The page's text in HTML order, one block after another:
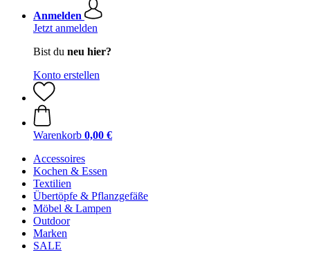
Anmelden
Jetzt anmelden
Bist du neu hier?
Konto erstellen
Warenkorb 0,00 €
Accessoires
Kochen & Essen
Textilien
Übertöpfe & Pflanzgefäße
Möbel & Lampen
Outdoor
Marken
SALE